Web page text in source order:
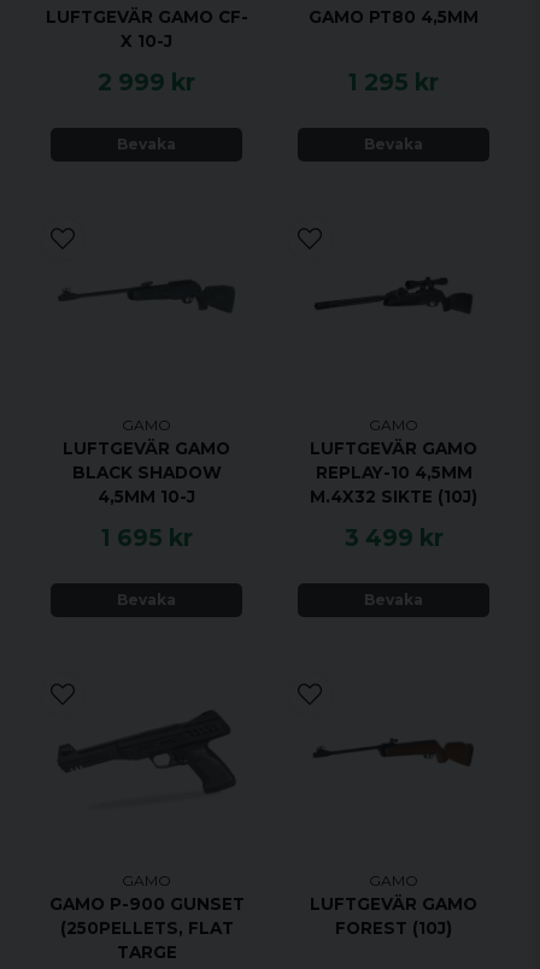
LUFTGEVÄR GAMO CF-
X 10-J
2 999 kr
Bevaka
GAMO PT80 4,5MM
1 295 kr
Bevaka
GAMO
LUFTGEVÄR GAMO
BLACK SHADOW
4,5MM 10-J
1 695 kr
Bevaka
GAMO
LUFTGEVÄR GAMO
REPLAY-10 4,5MM
M.4X32 SIKTE (10J)
3 499 kr
Bevaka
GAMO
GAMO P-900 GUNSET
(250PELLETS, FLAT
TARGE
GAMO
LUFTGEVÄR GAMO
FOREST (10J)